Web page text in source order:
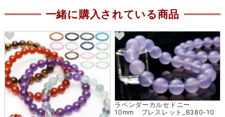
一緒に購入されている商品
ラベンダーカルセドニー
10mm ブレスレット_B380-10